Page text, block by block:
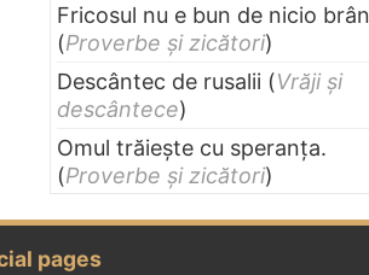
Fricosul nu e bun de nicio
(Proverbe și zicători)
Descântec de rusalii (Vrăji și
descântece)
Omul trăieşte cu speranţa.
(Proverbe și zicători)
pages